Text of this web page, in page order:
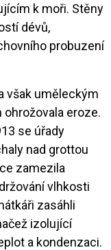
k moři. Stěny
dévů,
probuzení
však uměleckým
eroze.
se úřady
nad grottou
zamezila
vlhkosti
zasáhli
izolující
a kondenzaci.